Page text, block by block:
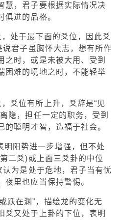
慧，君子要根据实际情况决
俱进的品格。
，处于最下面的爻位，因此爻
说君子虽胸怀大志，想有所作
之时，或是未被大用、受到
困难的境地之时，不能轻举
爻位有所上升，爻辞是“见
隐，担任一定的职务，受到
的聪明才智，造福于社会。
明阳势进一步增强，但不处
二爻)或上面三爻卦的中位
为是处于危地，君子当有忧
夜里也应当保持警惕。
跃在渊”，描绘龙的变化无
爻又处于上卦的下位，表明